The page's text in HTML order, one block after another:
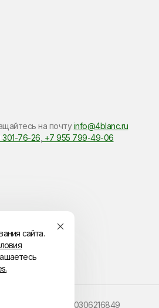
на почтуinfo@4blanc.ru
76-26 +7 955 799-49-06
ИНН 110306216849
сайта.